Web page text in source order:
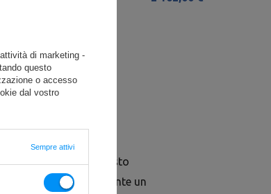
è un dispositivo robusto
della macchina consente un
di marketing -
questo
o accesso
dal vostro
Sempre attivi